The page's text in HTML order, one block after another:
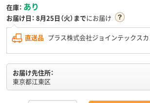
在庫： あり
お届け日： 8月25日（火）までにお届け
直送品 プラス株式会社ジョインテックス
お届け先住所：
東京都江東区